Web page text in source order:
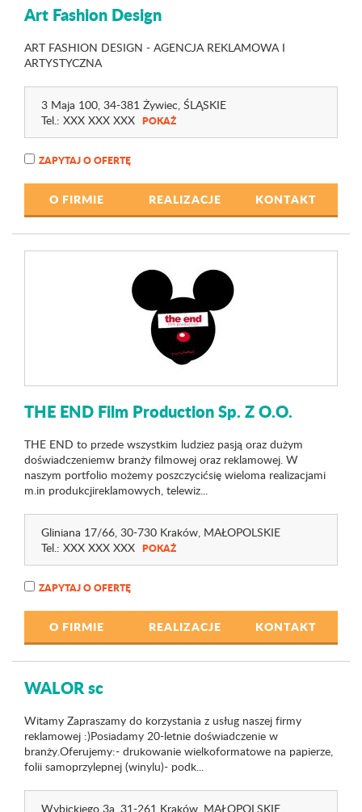
Art Fashion Design
ART FASHION DESIGN - AGENCJA REKLAMOWA I
ARTYSTYCZNA
3 Maja 100, 34-381 Żywiec, ŚLĄSKIE
Tel.: XXX XXX XXX POKAŻ
ZAPYTAJ O OFERTĘ
O FIRMIE REALIZACJE KONTAKT
THE END Film Production Sp. Z O.O.
THE END to przede wszystkim ludziez pasją oraz dużym
doświadczeniemw branży filmowej oraz reklamowej. W
naszym portfolio możemy poszczycićsię wieloma realizacjami
m.in produkcjireklamowych, telewiz...
Gliniana 17/66, 30-730 Kraków, MAŁOPOLSKIE
Tel.: XXX XXX XXX POKAŻ
ZAPYTAJ O OFERTĘ
O FIRMIE REALIZACJE KONTAKT
WALOR sc
Witamy Zapraszamy do korzystania z usług naszej firmy
reklamowej :)Posiadamy 20-letnie doświadczenie w
branży.Oferujemy:- drukowanie wielkoformatowe na papierze,
folii samoprzylepnej (winylu)- podk...
Wybickiego 3a , 31-261 Kraków, MAŁOPOLSKIE